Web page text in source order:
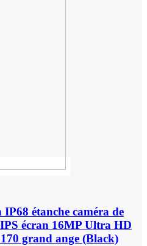
étanche caméra de
écran 16MP Ultra HD
grand ange (Black)